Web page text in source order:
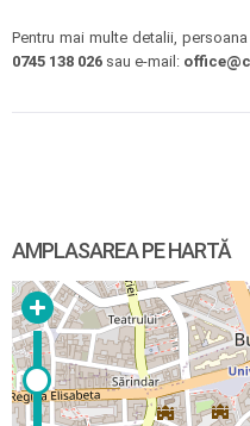
Pentru mai multe detalii,
0745 138 026 sau e-mail:
AMPLASAREA PE HARTĂ